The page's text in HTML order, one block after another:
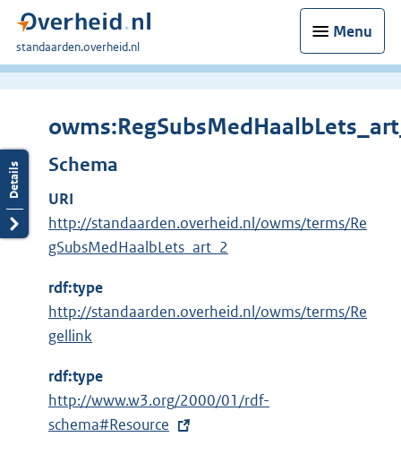
Menu
U
bent
standaarden.overheid.nl
Schema
URI
http://standaarden.overheid.nl/owms/terms/Re
gSubsMedHaalbLets_art_2
rdf:type
http://standaarden.overheid.nl/owms/terms/Re
gellink
rdf:type
E
x
http://www.w3.org/2000/01/rdf-
schema#Resource